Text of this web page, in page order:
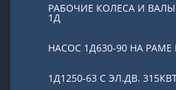
РАБОЧИЕ КОЛЕСА И
1Д
НАСОС 1Д630-90 НА РАМЕ
1Д1250-63 С ЭЛ.ДВ.